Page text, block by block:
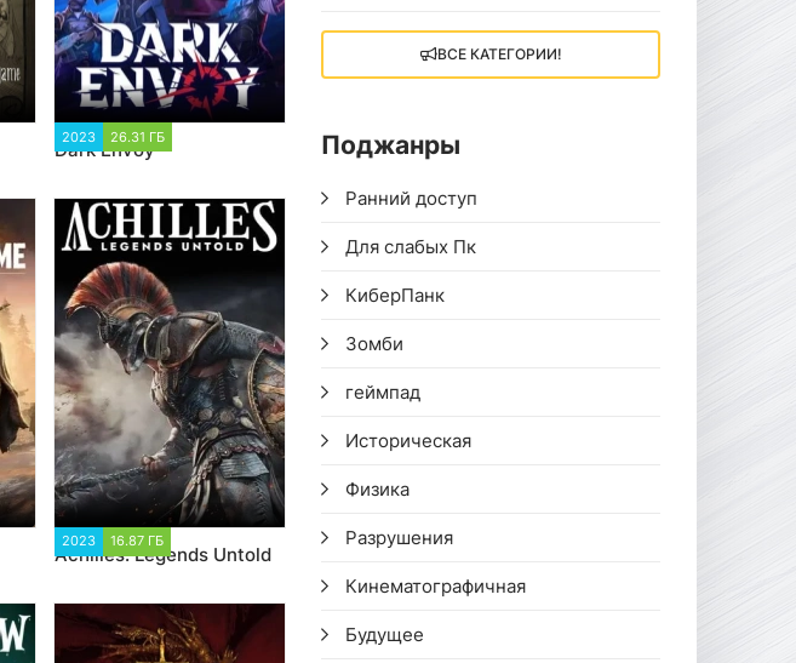
2023 26.31 ГБ
Dark Envoy
2023 16.87 ГБ
Achilles: Legends Untold
ВСЕ КАТЕГОРИИ!
Поджанры
Ранний доступ
Для слабых Пк
КиберПанк
Зомби
геймпад
Историческая
Физика
Разрушения
Кинематографичная
Будущее